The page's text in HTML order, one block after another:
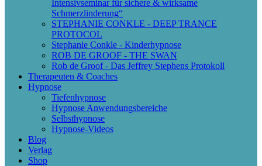
Intensivseminar für sichere & wirksame
Schmerzlinderung“
STEPHANIE CONKLE - DEEP TRANCE
PROTOCOL
Stephanie Conkle - Kinderhypnose
ROB DE GROOF - THE SWAN
Rob de Groof - Das Jeffrey Stephens Protokoll
Therapeuten & Coaches
Hypnose
Tiefenhypnose
Hypnose Anwendungsbereiche
Selbsthypnose
Hypnose-Videos
Blog
Verlag
Shop